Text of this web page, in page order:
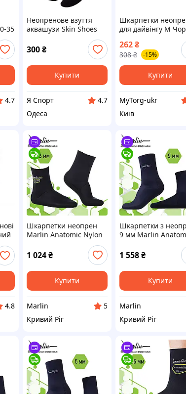
35
4.7
Неопренове взуття
аквашузи Skin Shoes
розмір 35-36 чорний
300 ₴
Купити
Я Спорт
4.7
Одеса
Шкарпетки
для дайвінгу M
262₴
308 ₴ -15%
Купити
MyTorg-ukr
Київ
4.8
Шкарпетки неопрен
Marlin Anatomic Nylon
1 024 ₴
Купити
Marlin
5
Кривий Ріг
Шкарпетки з
9 мм Marlin
1 558₴
Купити
Marlin
Кривий Ріг